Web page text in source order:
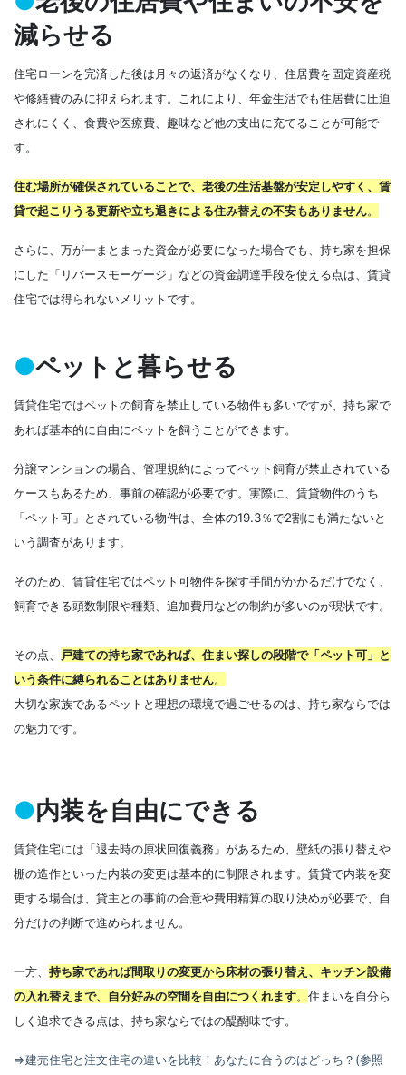
減らせる
住宅ローンを完済した後は月々の返済がなくなり、住居費を固定資産税
や修繕費のみに抑えられます。これにより、年金生活でも住居費に圧迫
されにくく、食費や医療費、趣味など他の支出に充てることが可能で
す。
住む場所が確保されていることで、老後の生活基盤が安定しやすく、賃
貸で起こりうる更新や立ち退きによる住み替えの不安もありません。
さらに、万が一まとまった資金が必要になった場合でも、持ち家を担保
にした「リバースモーゲージ」などの資金調達手段を使える点は、賃貸
住宅では得られないメリットです。
●ペットと暮らせる
賃貸住宅ではペットの飼育を禁止している物件も多いですが、持ち家で
あれば基本的に自由にペットを飼うことができます。
分譲マンションの場合、管理規約によってペット飼育が禁止されている
ケースもあるため、事前の確認が必要です。実際に、賃貸物件のうち
「ペット可」とされている物件は、全体の19.3％で2割にも満たないと
いう調査があります。
そのため、賃貸住宅ではペット可物件を探す手間がかかるだけでなく、
飼育できる頭数制限や種類、追加費用などの制約が多いのが現状です。
その点、
戸建ての持ち家であれば、住まい探しの段階で「ペット可」と
いう条件に縛られることはありません。
大切な家族であるペットと理想の環境で過ごせるのは、持ち家ならでは
の魅力です。
●内装を自由にできる
賃貸住宅には「退去時の原状回復義務」があるため、壁紙の張り替えや
棚の造作といった内装の変更は基本的に制限されます。賃貸で内装を変
更する場合は、貸主との事前の合意や費用精算の取り決めが必要で、自
分だけの判断で進められません。
一方、 持ち家であれば間取りの変更から床材の張り替え、キッチン設備
の入れ替えまで、自分好みの空間を自由につくれます。 住まいを自分ら
しく追求できる点は、持ち家ならではの醍醐味です。
⇒建売住宅と注文住宅の違いを比較！あなたに合うのはどっち？(参照